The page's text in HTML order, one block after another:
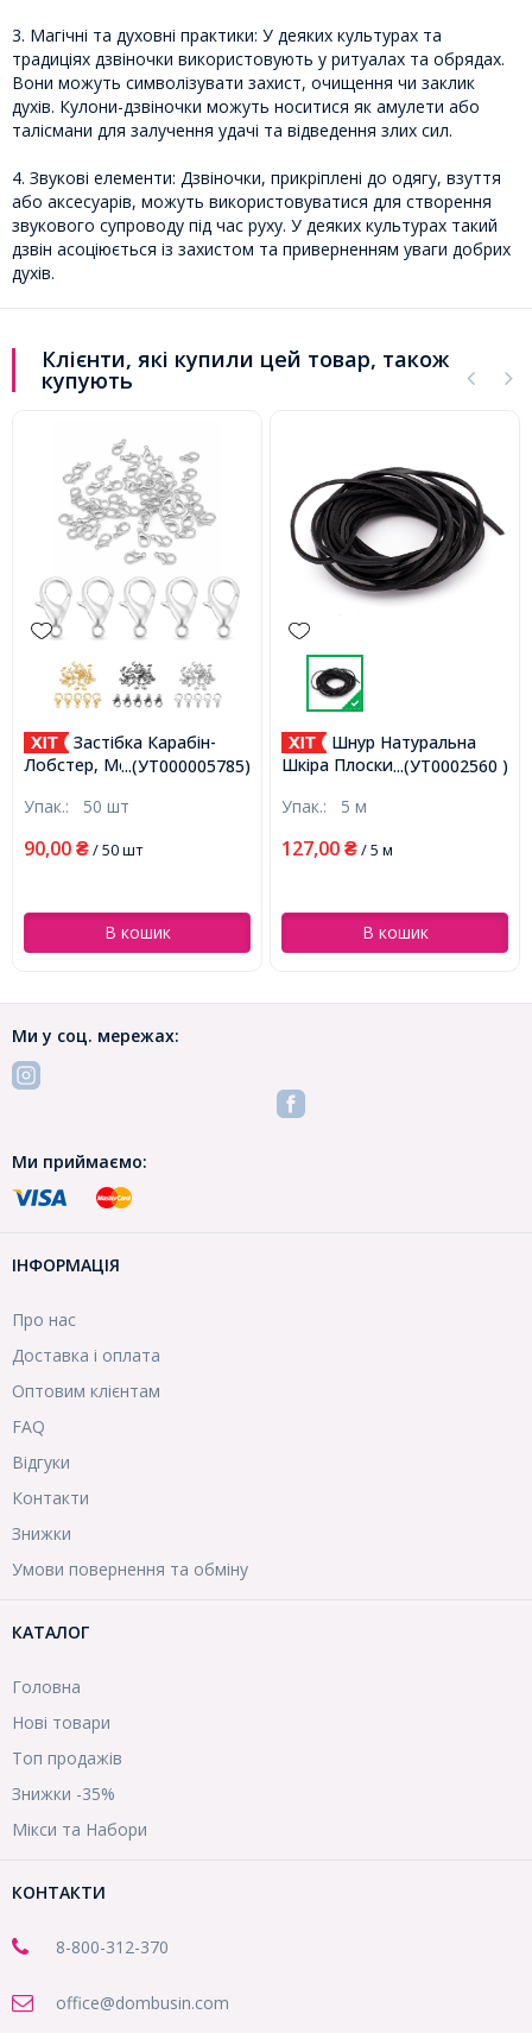
3. Магічні та духовні практики: У деяких культурах та
традиціях дзвіночки використовують у ритуалах та обрядах.
Вони можуть символізувати захист, очищення чи заклик
духів. Кулони-дзвіночки можуть носитися як амулети або
талісмани для залучення удачі та відведення злих сил.
4. Звукові елементи: Дзвіночки, прикріплені до одягу, взуття
або аксесуарів, можуть використовуватися для створення
звукового супроводу під час руху. У деяких культурах такий
дзвін асоціюється із захистом та приверненням уваги добрих
духів.
Клієнти, які купили цей товар, також
купують
...(УТ000005785)
Застібка Карабін-
Лобстер, Метал, Колір:
Отвір 1.5мм, (УТ000005785)
Упак.: 50 шт
90,00 ₴/ 50 шт
В кошик
...(УТ0002560 )
Шнур Натуральна
Шкіра Плоский, Чорний,
Упак.: 5 м
127,00 ₴/ 5 м
В кошик
Ми у соц. мережах:
Ми приймаємо:
ІНФОРМАЦІЯ
Про нас
Доставка і оплата
Оптовим клієнтам
FAQ
Відгуки
Контакти
Знижки
Умови повернення та обміну
КАТАЛОГ
Головна
Нові товари
Топ продажів
Знижки -35%
Мікси та Набори
КОНТАКТИ
8-800-312-370
office@dombusin.com